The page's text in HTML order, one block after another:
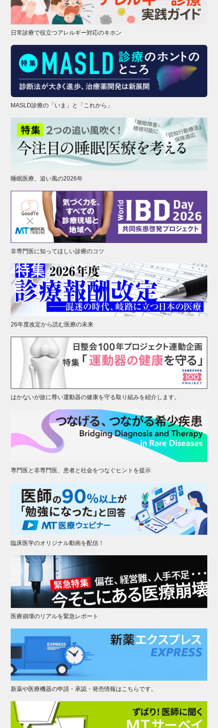
日常診療で役立つアレルギー対応のキホン
MASLD診療の「いま」と「これから」
睡眠医療、追い風の2026年
非専門医に知ってほしい診療のコツ
26年度改定から読む医療の未来
はかないが故に尊い運動器の健康を守る取り組みを紹介します。
専門医と非専門医、患者と社会をつなぐヒントを提示
臨床医学のオリジナル動画を配信！
医療崩壊のリアルを緊急レポート
新薬や医療機器の申請・承認・発売情報はこちらです。